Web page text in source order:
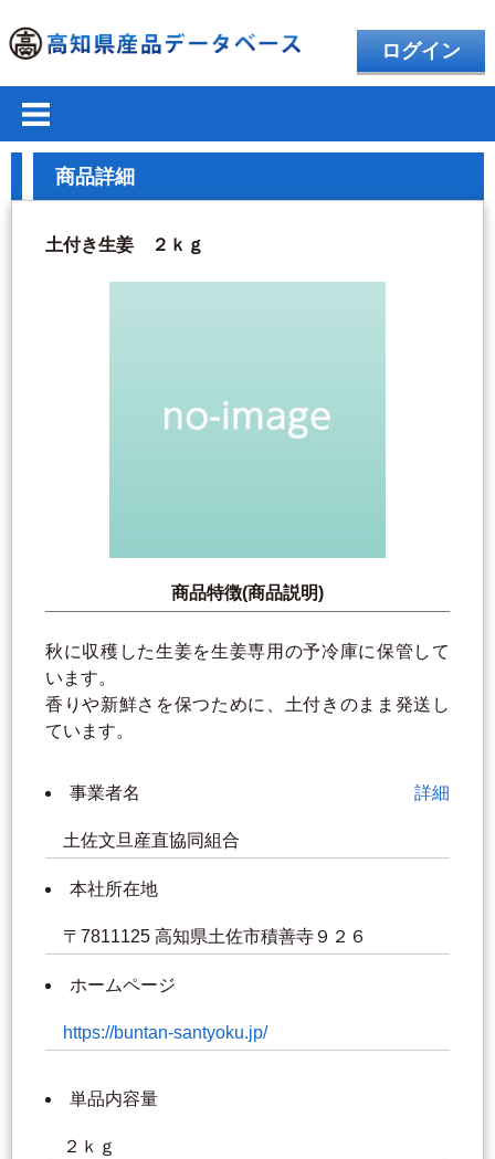
ログイン
商品詳細
土付き生姜 ２ｋｇ
商品特徴(商品説明)
秋に収穫した生姜を生姜専用の予冷庫に保管して
います。
香りや新鮮さを保つために、土付きのまま発送し
ています。
事業者名 詳細
土佐文旦産直協同組合
本社所在地
〒7811125 高知県土佐市積善寺９２６
ホームページ
https://buntan-santyoku.jp/
単品内容量
２ｋｇ